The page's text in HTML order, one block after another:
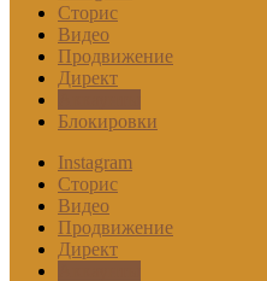
Сторис
Видео
Продвижение
Директ
Блокировки
Instagram
Сторис
Видео
Продвижение
Директ